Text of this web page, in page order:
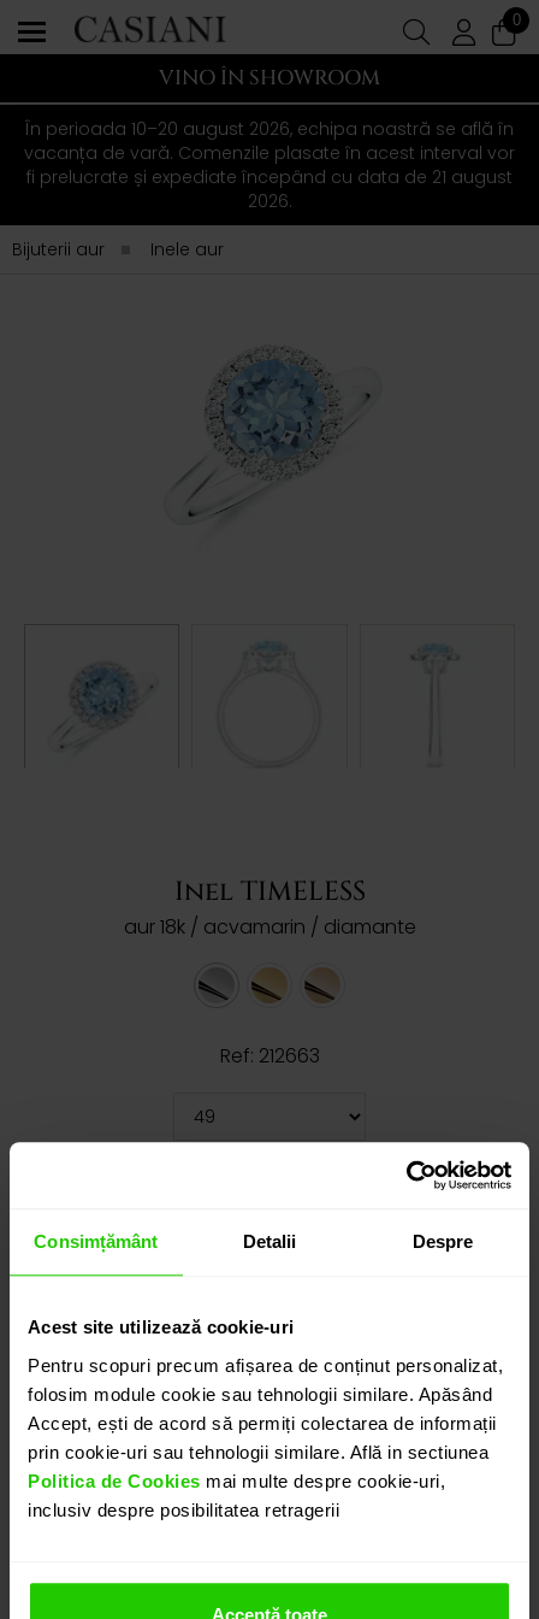
Consimțământ Detalii Despre
Acest site utilizează cookie-uri
Pentru scopuri precum afișarea de conținut personalizat,
folosim module cookie sau tehnologii similare. Apăsând
Accept, ești de acord să permiți colectarea de informații
prin cookie-uri sau tehnologii similare. Află in sectiunea
Politica de Cookies mai multe despre cookie-uri,
inclusiv despre posibilitatea retragerii
Acceptă toate
0
VINO ÎN SHOWROOM
În perioada 10–20 august 2026, echipa noastră se află în
vacanța de vară. Comenzile plasate în acest interval vor
fi prelucrate și expediate începând cu data de 21 august
2026.
Bijuterii aur
Inele aur
Inel TIMELESS
aur 18k / acvamarin / diamante
Ref: 212663
Cauți o altă mărime? CLICK AICI!
detalii suplimentare
ADAUGĂ ÎN COȘ
PROGRAMEAZĂ O ÎNTÂLNIRE